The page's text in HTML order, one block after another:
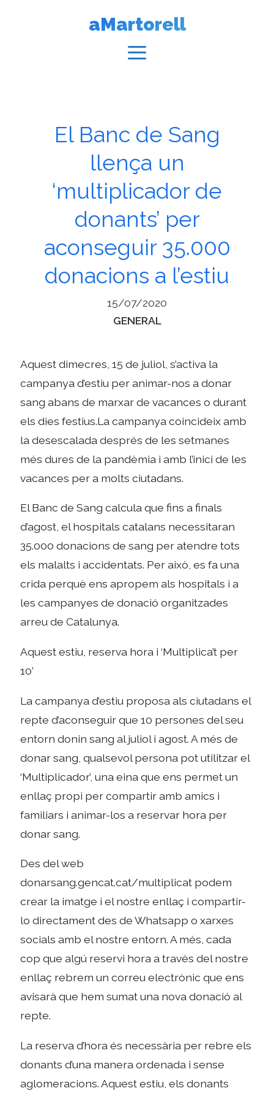
aMartorell
El Banc de Sang
llença un
‘multiplicador de
donants’ per
aconseguir 35.000
donacions a l’estiu
15/07/2020
Categories
GENERAL
Aquest dimecres, 15 de juliol, s’activa la
campanya d’estiu per animar-nos a donar
sang abans de marxar de vacances o durant
els dies festius.La campanya coincideix amb
la desescalada després de les setmanes
més dures de la pandèmia i amb l’inici de les
vacances per a molts ciutadans.
El Banc de Sang calcula que fins a finals
d’agost, el hospitals catalans necessitaran
35.000 donacions de sang per atendre tots
els malalts i accidentats. Per això, es fa una
crida perquè ens apropem als hospitals i a
les campanyes de donació organitzades
arreu de Catalunya.
Aquest estiu, reserva hora i ‘Multiplica’t per
10’
La campanya d’estiu proposa als ciutadans el
repte d’aconseguir que 10 persones del seu
entorn donin sang al juliol i agost. A més de
donar sang, qualsevol persona pot utilitzar el
‘Multiplicador’, una eina que ens permet un
enllaç propi per compartir amb amics i
familiars i animar-los a reservar hora per
donar sang.
Des del web
donarsang.gencat.cat/multiplicat podem
crear la imatge i el nostre enllaç i compartir-
lo directament des de Whatsapp o xarxes
socials amb el nostre entorn. A més, cada
cop que algú reservi hora a través del nostre
enllaç rebrem un correu electrònic que ens
avisarà que hem sumat una nova donació al
repte.
La reserva d’hora és necessària per rebre els
donants d’una manera ordenada i sense
aglomeracions. Aquest estiu, els donants